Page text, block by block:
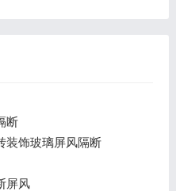
断
装饰玻璃屏风隔断
屏风